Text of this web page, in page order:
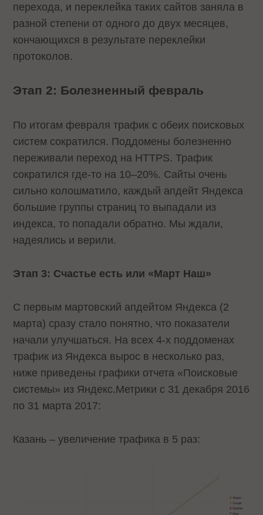
перехода, и переклейка таких сайтов заняла в
разной степени от одного до двух месяцев,
кончающихся в результате переклейки
протоколов.
Этап 2: Болезненный февраль
По итогам февраля трафик с обеих поисковых
систем сократился. Поддомены болезненно
переживали переход на HTTPS. Трафик
сократился где-то на 10–20%. Сайты очень
сильно колошматило, каждый апдейт Яндекса
большие группы страниц то выпадали из
индекса, то попадали обратно. Мы ждали,
надеялись и верили.
Этап 3: Счастье есть или «Март Наш»
C первым мартовский апдейтом Яндекса (2
марта) сразу стало понятно, что показатели
начали улучшаться. На всех 4-х поддоменах
трафик из Яндекса вырос в несколько раз,
ниже приведены графики отчета «Поисковые
системы» из Яндекс.Метрики с 31 декабря 2016
по 31 марта 2017:
Казань – увеличение трафика в 5 раз: